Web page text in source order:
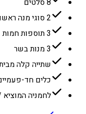
8 סלטים
2 סוגי מנה ראשונה
3 תוספות חמות
3 מנות בשר
שתייה קלה
כלים חד-
לחמניה המוציא